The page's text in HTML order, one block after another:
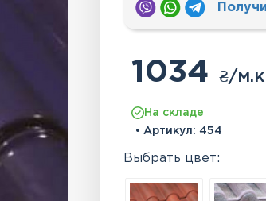
1034 ₴/
На складе
• Артикул: 454
Выбрать цвет: